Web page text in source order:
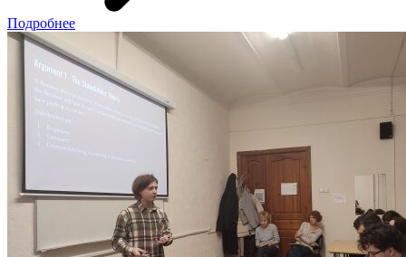
Подробнее